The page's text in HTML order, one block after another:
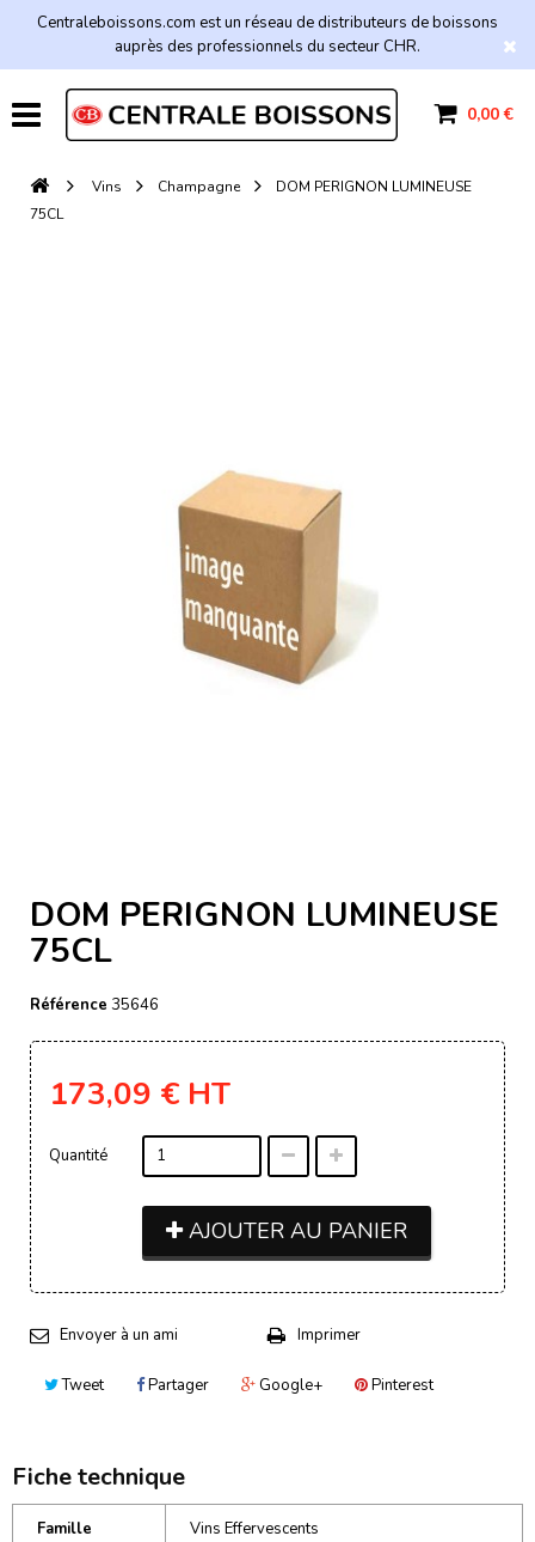
Centraleboissons.com est un réseau de distributeurs de boissons
auprès des professionnels du secteur CHR.
0,00 €
Vins Champagne
DOM PERIGNON LUMINEUSE
75CL
DOM PERIGNON LUMINEUSE
75CL
Référence 35646
173,09 € HT
Quantité
AJOUTER AU PANIER
Envoyer à un ami Imprimer
Tweet Partager Google+ Pinterest
Fiche technique
Famille Vins Effervescents